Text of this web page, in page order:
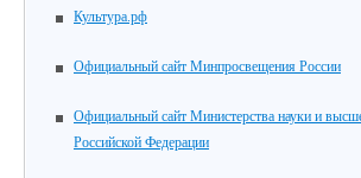
Культура.рф
Официальный сайт Минпросвещения России
Официальный сайт Министерства науки и
Российской Федерации